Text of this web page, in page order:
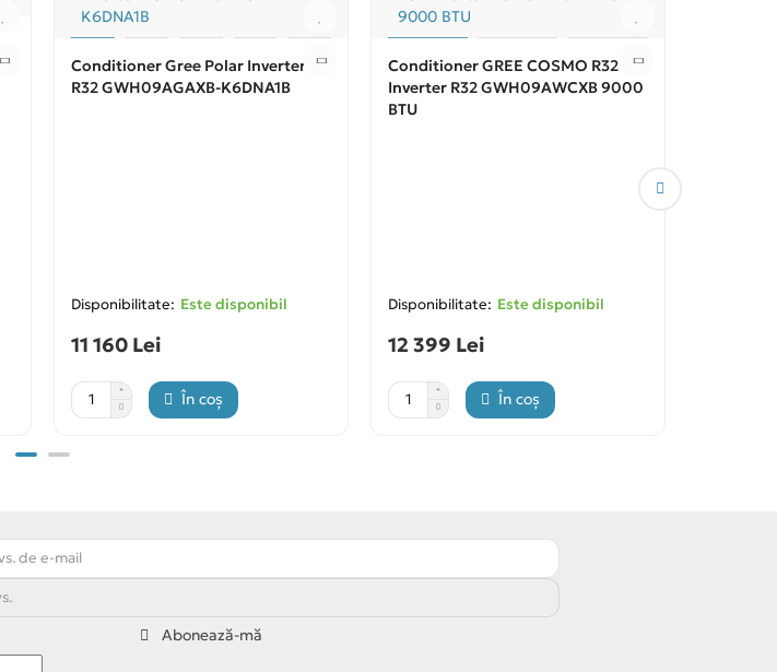
Conditioner Gree Polar Inverter
R32 GWH09AGAXB-K6DNA1B
Este disponibil
11 160 Lei
În coș
Conditioner GREE COSMO R32
Inverter R32 GWH09AWCXB 9000
BTU
Este disponibil
12 399 Lei
În coș
Abonează-mă